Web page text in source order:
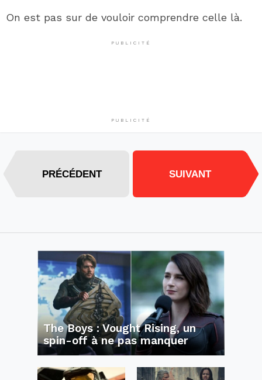
On est pas sur de vouloir comprendre celle là.
PUBLICITÉ
PUBLICITÉ
PRÉCÉDENT SUIVANT
The Boys : Vought Rising, un
spin-off à ne pas manquer